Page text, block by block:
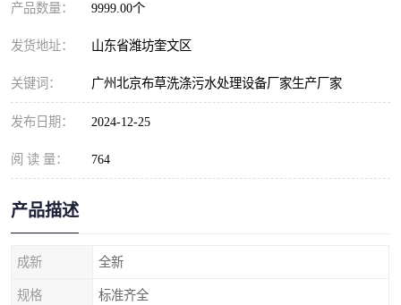
产品数量： 9999.00个
发货地址： 山东省潍坊奎文区
关键词： 广州北京布草洗涤污水处理设备厂家生产厂家
发布日期： 2024-12-25
阅 读 量： 764
产品描述
成新 全新
规格 标准齐全